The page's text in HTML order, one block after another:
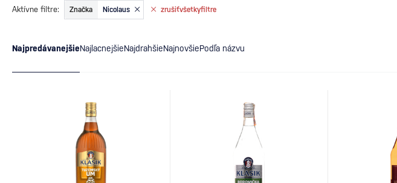
NajpredávanejšieNajlacnejšieNajdrahšieNajnovšiePodľa názvu
zrušiťvšetkyfiltre
Aktívne filtre: Značka Nicolaus